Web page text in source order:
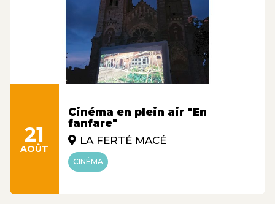
21
AOÛT
Cinéma en plein air "En
fanfare"
LA FERTÉ MACÉ
CINÉMA